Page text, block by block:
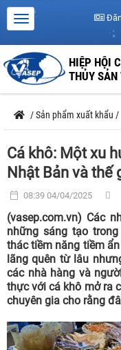
HIỆP HỘI
THỦY
/Sản phẩm xuất khẩu /
Cá khô: Một xu
Nhật Bản và thế
08:39 04/04/2025
(vasep.com.vn) Các
những sáng tạo
thác tiềm năng tiềm
lãng quên từ lâu
các nhà hàng và
thực với cá khô mở ra
chuyên gia cho rằng